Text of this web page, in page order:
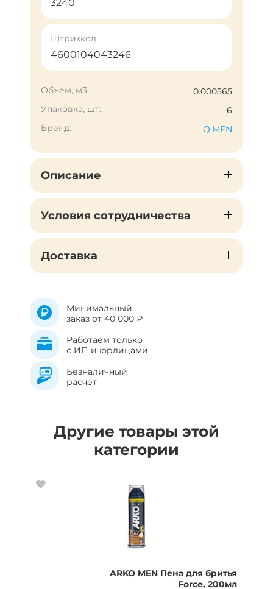
3240
Штрихкод
4600104043246
Объем, м3:
0.000565
Упаковка, шт:
6
Бренд:
Q'MEN
Описание
Условия сотрудничества
Доставка
Минимальный
заказ от 40 000 ₽
Работаем только
с ИП и юрлицами
Безналичный
расчёт
Другие товары этой
категории
ARKO MEN Пена для бритья
Force, 200мл